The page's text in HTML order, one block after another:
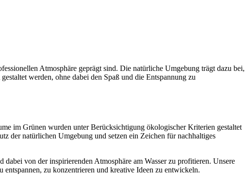
Atmosphäre geprägt sind. Die natürliche Umgebung trägt dazu bei,
werden, ohne dabei den Spaß und die Entspannung zu
im Grünen wurden unter Berücksichtigung ökologischer Kriterien gestaltet
der natürlichen Umgebung und setzen ein Zeichen für nachhaltiges
von der inspirierenden Atmosphäre am Wasser zu profitieren. Unsere
zu konzentrieren und kreative Ideen zu entwickeln.